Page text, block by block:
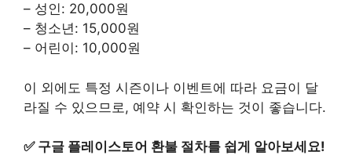
– 성인: 20,000원
– 청소년: 15,000원
– 어린이: 10,000원
이 외에도 특정 시즌이나 이벤트에 따라 요금이 달
라질 수 있으므로, 예약 시 확인하는 것이 좋습니다.
✅ 구글 플레이스토어 환불 절차를 쉽게 알아보세요!